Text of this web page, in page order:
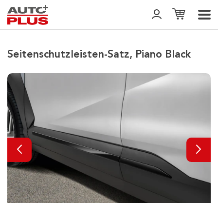
Seitenschutzleisten-Satz, Piano Black